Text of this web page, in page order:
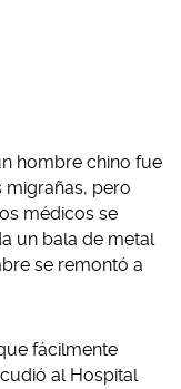
hombre chino fue
migrañas, pero
médicos se
un bala de metal
se remontó a
fácilmente
al Hospital